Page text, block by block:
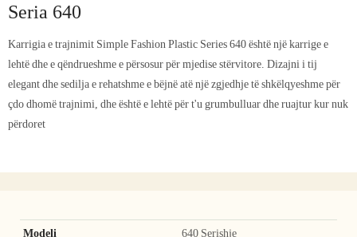
Seria 640
Karrigia e trajnimit Simple Fashion Plastic Series 640 është një karrige e
lehtë dhe e qëndrueshme e përsosur për mjedise stërvitore. Dizajni i tij
elegant dhe sedilja e rehatshme e bëjnë atë një zgjedhje të shkëlqyeshme për
çdo dhomë trajnimi, dhe është e lehtë për t'u grumbulluar dhe ruajtur kur nuk
përdoret
Modeli 640 Serishje